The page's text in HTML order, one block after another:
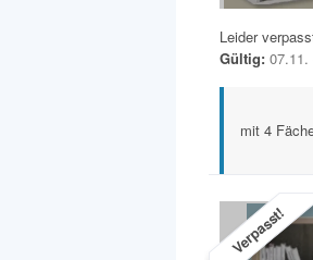
Leider
Gültig: 07.11.
mit 4
Verpasst!